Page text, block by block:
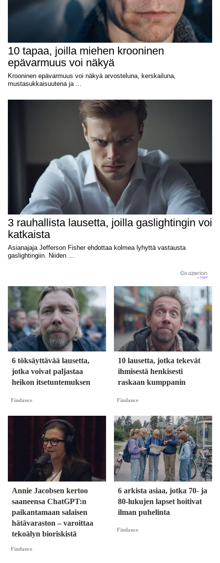
6 töksäyttävää lausetta,
jotka voivat paljastaa
heikon itsetuntemuksen
Findance
10 lausetta, jotka tekevät
ihmisestä henkisesti
raskaan kumppanin
Findance
Annie Jacobsen kertoo
saaneensa ChatGPT:n
paikantamaan salaisen
hätävaraston – varoittaa
tekoälyn bioriskistä
Findance
6 arkista asiaa, jotka 70- ja
80-lukujen lapset hoitivat
ilman puhelinta
Findance